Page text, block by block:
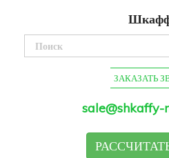
ЗАКАЗАТЬ
sale@shkaffy-